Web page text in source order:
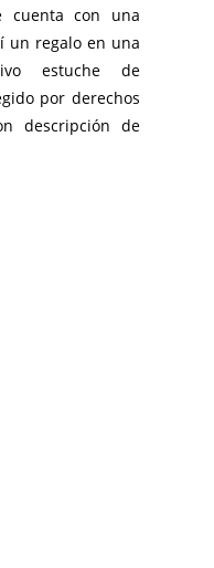
cuenta con una
un regalo en una
estuche de
por derechos
descripción de